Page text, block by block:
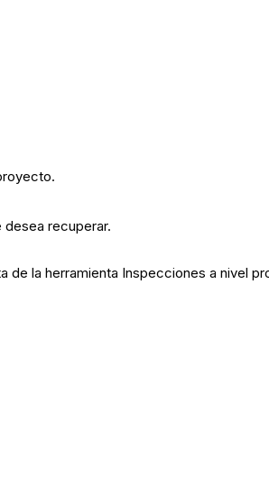
recuperar.
de la herramienta Inspecciones a nivel